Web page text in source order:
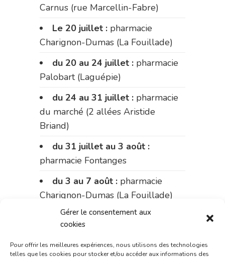
Gérer le consentement aux
cookies
Pour offrir les meilleures expériences, nous utilisons des technologies
telles que les cookies pour stocker et/ou accéder aux informations des
Carnus (rue Marcellin-Fabre)
Le 20 juillet : pharmacie
Charignon-Dumas (La Fouillade)
du 20 au 24 juillet : pharmacie
Palobart (Laguépie)
du 24 au 31 juillet : pharmacie
du marché (2 allées Aristide
Briand)
du 31 juillet au 3 août :
pharmacie Fontanges
du 3 au 7 août : pharmacie
Charignon-Dumas (La Fouillade)
du 7 au 14 août :pharmacie
Bonnemaire (rue Saint-Jacques)
du 15 au 17 août :pharmacie